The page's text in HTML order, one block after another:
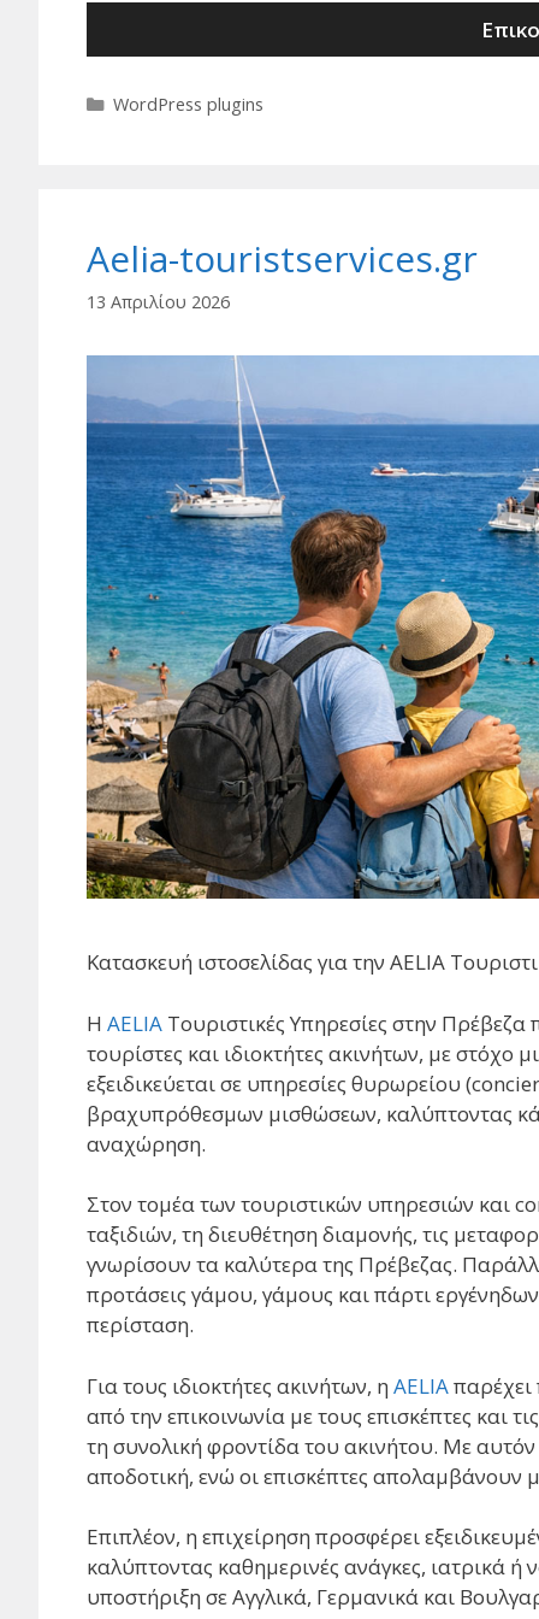
Κατηγορίες
WordPress plugins
Aelia-touristservices.gr
13 Απριλίου 2026
Κατασκευή ιστοσελίδας για την AELIA
Η AELIA Τουριστικές Υπηρεσίες στην Πρέβεζα
τουρίστες και ιδιοκτήτες ακινήτων, με στόχο
εξειδικεύεται σε υπηρεσίες θυρωρείου
βραχυπρόθεσμων μισθώσεων, καλύπτοντας
αναχώρηση.
Στον τομέα των τουριστικών υπηρεσιών και
ταξιδιών, τη διευθέτηση διαμονής, τις
γνωρίσουν τα καλύτερα της Πρέβεζας.
προτάσεις γάμου, γάμους και πάρτι
περίσταση.
Για τους ιδιοκτήτες ακινήτων, η AELIA
από την επικοινωνία με τους επισκέπτες και
τη συνολική φροντίδα του ακινήτου. Με αυτόν
αποδοτική, ενώ οι επισκέπτες απολαμβάνουν
Επιπλέον, η επιχείρηση προσφέρει
καλύπτοντας καθημερινές ανάγκες, ιατρικά ή
υποστήριξη σε Αγγλικά, Γερμανικά και